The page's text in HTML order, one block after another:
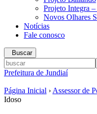
Projeto Integra
Novos Olhares
Notícias
Fale conosco
Buscar
Prefeitura de Jundiaí
Página Inicial › Assessor de
Idoso